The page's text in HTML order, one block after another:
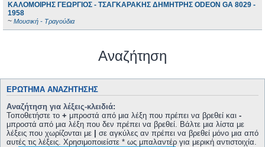
ΚΑΛΟΜΟΙΡΗΣ ΓΕΩΡΓΙΟΣ - ΤΣΑΓΚΑΡΑΚΗΣ ΔΗΜΗΤΡΗΣ ODEON GA 8029 -
1958
~ Μουσική - Τραγούδια
Αναζήτηση
ΕΡΏΤΗΜΑ ΑΝΑΖΉΤΗΣΗΣ
Αναζήτηση για λέξεις-κλειδιά:
Τοποθετήστε το + μπροστά από μια λέξη που πρέπει να βρεθεί και -
μπροστά από μια λέξη που δεν πρέπει να βρεθεί. Βάλτε μια λίστα με
λέξεις που χωρίζονται με | σε αγκύλες αν πρέπει να βρεθεί μόνο μια από
αυτές τις λέξεις. Χρησιμοποιείστε * ως μπαλαντέρ για μερική αντιστοιχία.